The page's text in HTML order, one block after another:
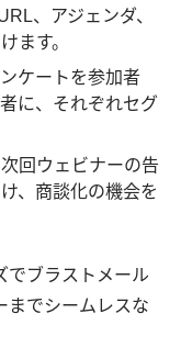
、アジェンダ、
ます。
ケートを参加者
に、それぞれセグ
回ウェビナーの告
、商談化の機会を
でブラストメール
までシームレスな